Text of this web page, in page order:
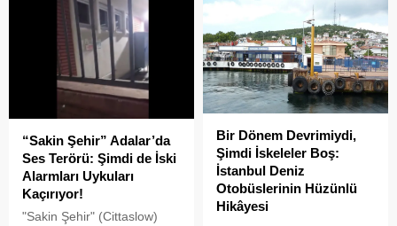
hareketlilik dikkat çekiyor.
“Sakin Şehir” Adalar’da
Ses Terörü: Şimdi de İski
Alarmları Uykuları
Kaçırıyor!
"Sakin Şehir" (Cittaslow)
Bir Dönem Devrimiydi,
Şimdi İskeleler Boş:
İstanbul Deniz
Otobüslerinin Hüzünlü
Hikâyesi